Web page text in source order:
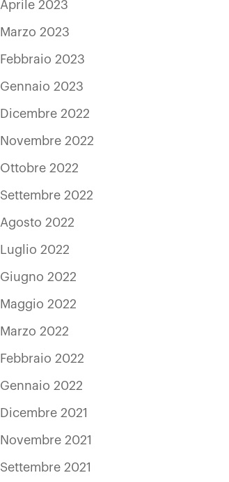
Aprile 2023
Marzo 2023
Febbraio 2023
Gennaio 2023
Dicembre 2022
Novembre 2022
Ottobre 2022
Settembre 2022
Agosto 2022
Luglio 2022
Giugno 2022
Maggio 2022
Marzo 2022
Febbraio 2022
Gennaio 2022
Dicembre 2021
Novembre 2021
Settembre 2021